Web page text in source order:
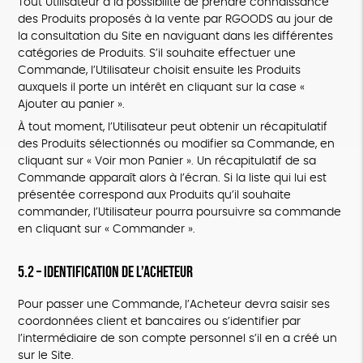
des Produits proposés à la vente par RGOODS au jour de
la consultation du Site en naviguant dans les différentes
catégories de Produits. S’il souhaite effectuer une
Commande, l’Utilisateur choisit ensuite les Produits
auxquels il porte un intérêt en cliquant sur la case «
Ajouter au panier ».
À tout moment, l’Utilisateur peut obtenir un récapitulatif
des Produits sélectionnés ou modifier sa Commande, en
cliquant sur « Voir mon Panier ». Un récapitulatif de sa
Commande apparaît alors à l’écran. Si la liste qui lui est
présentée correspond aux Produits qu’il souhaite
commander, l’Utilisateur pourra poursuivre sa commande
en cliquant sur « Commander ».
5.2 – Identification de l’Acheteur
Pour passer une Commande, l’Acheteur devra saisir ses
coordonnées client et bancaires ou s’identifier par
l’intermédiaire de son compte personnel s’il en a créé un
sur le Site.